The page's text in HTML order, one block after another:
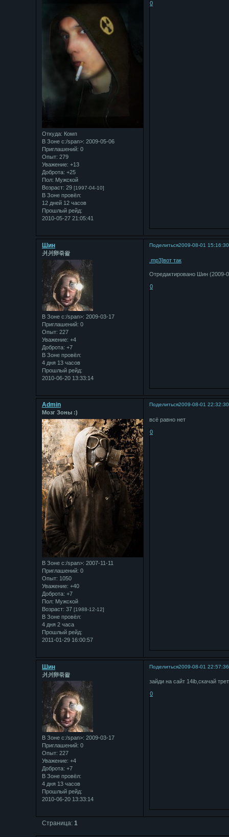
Откуда: Комп
В Зоне с:/span>: 2009-05-06
Приглашений: 0
Опыт: 279
Уважение: +13
Доброта: +25
Пол: Мужской
Возраст: 29 [1997-04-10]
В Зоне провёл:
12 дней 12 часов
Прошлый рейд:
2010-05-27 21:05:41
0
Поделиться2009-08-01 15:16:30
Шин
⽙⽙卵죾왍
В Зоне с:/span>: 2009-03-17
Приглашений: 0
Опыт: 227
Уважение: +4
Доброта: +7
В Зоне провёл:
4 дня 13 часов
Прошлый рейд:
2010-06-20 13:33:14
.mp3]вот так
Отредактировано Шин (2009-
0
Поделиться2009-08-01 22:32:30
Admin
Мозг Зоны :)
В Зоне с:/span>: 2007-11-11
Приглашений: 0
Опыт: 1050
Уважение: +40
Доброта: +7
Пол: Мужской
Возраст: 37 [1988-12-12]
В Зоне провёл:
4 дня 2 часа
Прошлый рейд:
2011-01-29 16:00:57
всё равно нет
0
Поделиться2009-08-01 22:57:36
Шин
⽙⽙卵죾왍
В Зоне с:/span>: 2009-03-17
Приглашений: 0
Опыт: 227
Уважение: +4
Доброта: +7
В Зоне провёл:
4 дня 13 часов
Прошлый рейд:
2010-06-20 13:33:14
зайди на сайт 14ib,скачай
0
Страница:1